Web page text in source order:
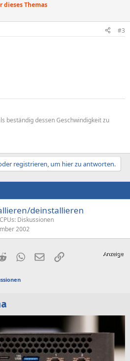
dieses Themas
#3
beständig dessen Geschwindigkeit zu
registrieren, um hier zu antworten.
deinstallieren
Diskussionen
2002
RedditWhatsApp
E-MailLink